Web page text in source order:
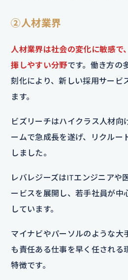
②人材業界
人材業界は社会の変化に敏感で
揮しやすい分野です。働き方の
刻化により、新しい採用サービ
ます。
ビズリーチはハイクラス人材向
ームで急成長を遂げ、リクルー
しました。
レバレジーズはITエンジニアや
ービスを展開し、若手社員が中
しています。
マイナビやパーソルのような大
も責任ある仕事を早く任される
特徴です。